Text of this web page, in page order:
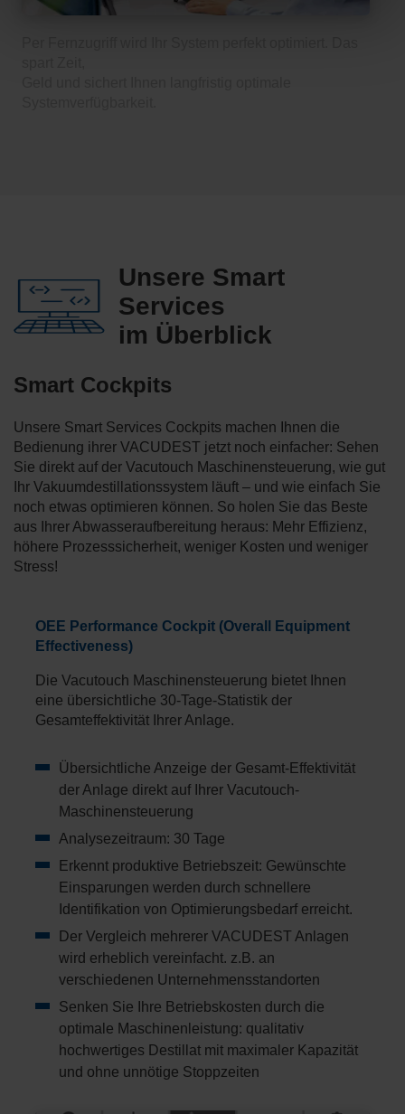
Unsere Smart
Services
im Überblick
Smart Cockpits
Unsere Smart Services Cockpits machen Ihnen die
Bedienung ihrer VACUDEST jetzt noch einfacher: Sehen
Sie direkt auf der Vacutouch Maschinensteuerung, wie gut
Ihr Vakuumdestillationssystem läuft – und wie einfach Sie
noch etwas optimieren können. So holen Sie das Beste
aus Ihrer Abwasseraufbereitung heraus: Mehr Effizienz,
höhere Prozesssicherheit, weniger Kosten und weniger
Stress!
OEE Performance Cockpit (Overall Equipment
Effectiveness)
Die Vacutouch Maschinensteuerung bietet Ihnen
eine übersichtliche 30-Tage-Statistik der
Gesamteffektivität Ihrer Anlage.
Übersichtliche Anzeige der Gesamt-Effektivität
der Anlage direkt auf Ihrer Vacutouch-
Maschinensteuerung
Analysezeitraum: 30 Tage
Erkennt produktive Betriebszeit: Gewünschte
Einsparungen werden durch schnellere
Identifikation von Optimierungsbedarf erreicht.
Der Vergleich mehrerer VACUDEST Anlagen
wird erheblich vereinfacht. z.B. an
verschiedenen Unternehmensstandorten
Senken Sie Ihre Betriebskosten durch die
optimale Maschinenleistung: qualitativ
hochwertiges Destillat mit maximaler Kapazität
und ohne unnötige Stoppzeiten